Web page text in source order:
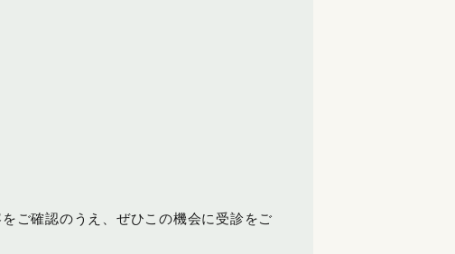
ご確認のうえ、ぜひこの機会に受診をご